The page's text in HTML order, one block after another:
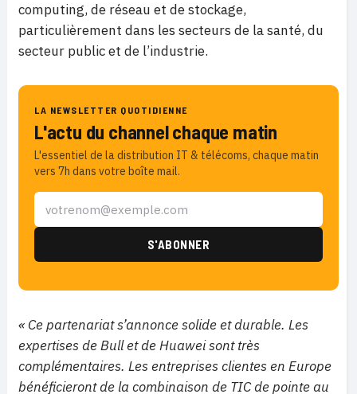
computing, de réseau et de stockage,
particulièrement dans les secteurs de la santé, du
secteur public et de l’industrie.
LA NEWSLETTER QUOTIDIENNE
L'actu du channel chaque matin
L'essentiel de la distribution IT & télécoms, chaque matin
vers 7h dans votre boîte mail.
« Ce partenariat s’annonce solide et durable. Les
expertises de Bull et de Huawei sont très
complémentaires. Les entreprises clientes en Europe
bénéficieront de la combinaison de TIC de pointe au